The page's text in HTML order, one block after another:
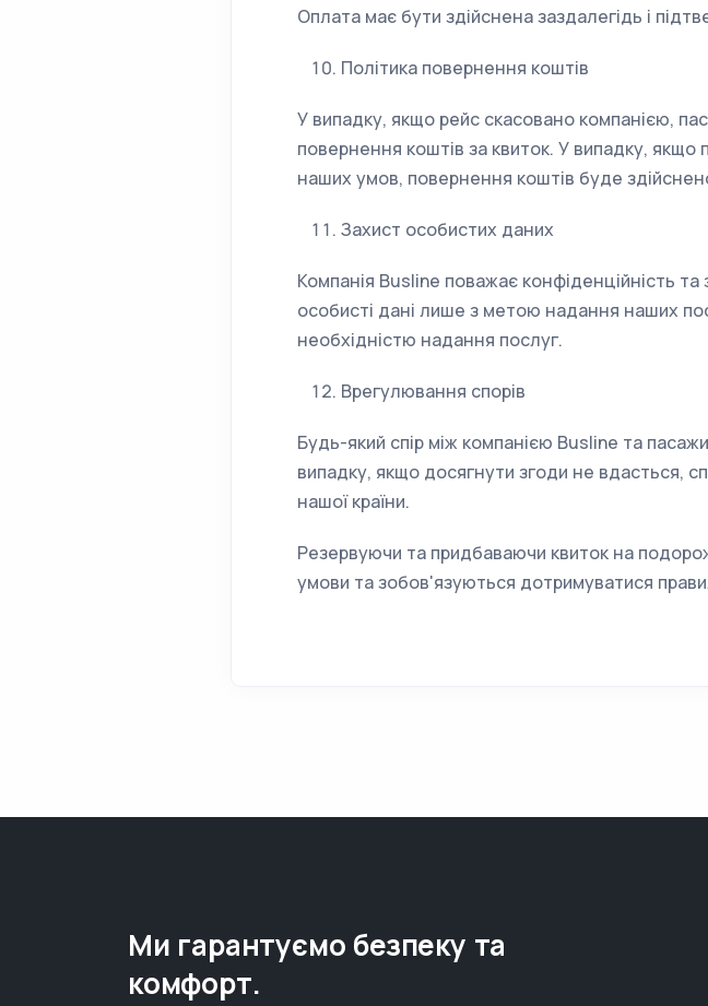
Оплата має бути здійснена заздалегідь і
Політика повернення коштів
У випадку, якщо рейс скасовано компанією,
повернення коштів за квиток. У випадку,
наших умов, повернення коштів буде
Захист особистих даних
Компанія Busline поважає конфіденційність
особисті дані лише з метою надання наших
необхідністю надання послуг.
Врегулювання спорів
Будь-який спір між компанією Busline та
випадку, якщо досягнути згоди не вдасться,
нашої країни.
Резервуючи та придбаваючи квиток на
умови та зобов'язуються дотримуватися
Ми гарантуємо безпеку та
комфорт.